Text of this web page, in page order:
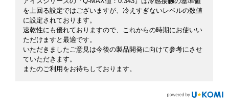
を上回る設定ではございますが、冷えすぎないレベルの数値
に設定されております。
速乾性にも優れておりますので、これからの時期にお使いい
ただけますと最適です。
いただきましたご意見は今後の製品開発に向けて参考にさせ
ていただきます。
またのご利用をお待ちしております。